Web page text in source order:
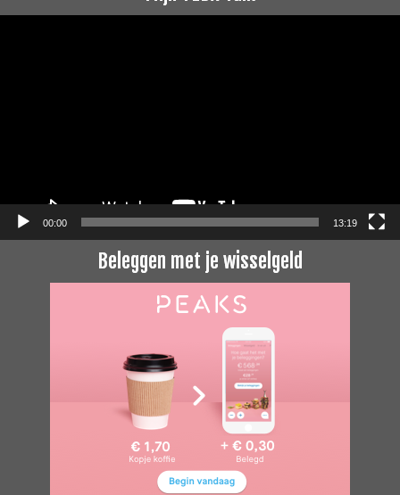
00:00 13:19
Beleggen met je wisselgeld